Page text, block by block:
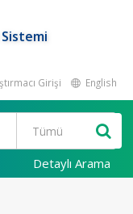
Girişi English
Detaylı Arama